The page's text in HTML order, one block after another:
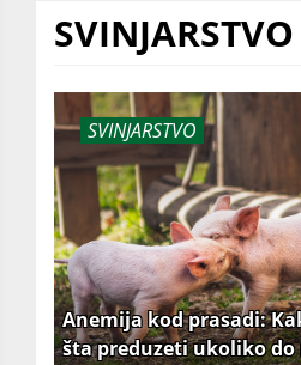
SVINJARSTVO
SVINJARSTVO
Anemija kod prasadi:
šta preduzeti ukoliko do